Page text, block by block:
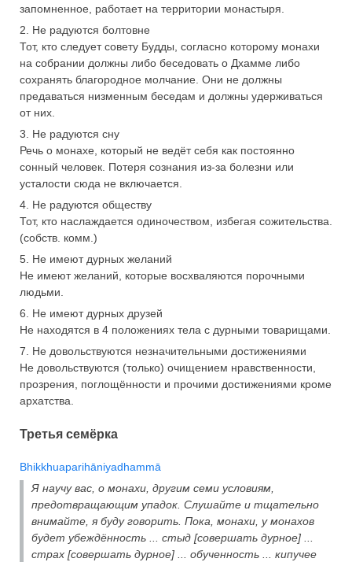
запомненное, работает на территории монастыря.
2. Не радуются болтовне
Тот, кто следует совету Будды, согласно которому монахи
на собрании должны либо беседовать о Дхамме либо
сохранять благородное молчание. Они не должны
предаваться низменным беседам и должны удерживаться
от них.
3. Не радуются сну
Речь о монахе, который не ведёт себя как постоянно
сонный человек. Потеря сознания из-за болезни или
усталости сюда не включается.
4. Не радуются обществу
Тот, кто наслаждается одиночеством, избегая сожительства.
(собств. комм.)
5. Не имеют дурных желаний
Не имеют желаний, которые восхваляются порочными
людьми.
6. Не имеют дурных друзей
Не находятся в 4 положениях тела с дурными товарищами.
7. Не довольствуются незначительными достижениями
Не довольствуются (только) очищением нравственности,
прозрения, поглощённости и прочими достижениями кроме
архатства.
Третья семёрка
Bhikkhuaparihāniyadhammā
Я научу вас, о монахи, другим семи условиям,
предотвращающим упадок. Слушайте и тщательно
внимайте, я буду говорить. Пока, монахи, у монахов
будет убеждённость ... стыд [совершать дурное] ...
страх [совершать дурное] ... обученность ... кипучее